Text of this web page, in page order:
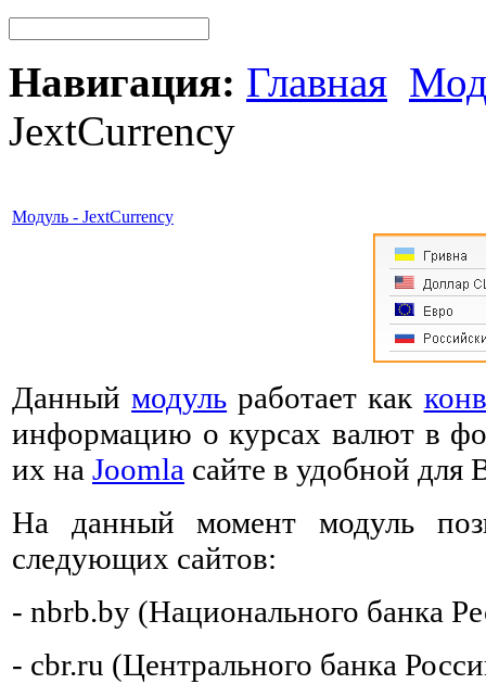
Навигация: Главная
JextCurrency
Модуль - JextCurrency
Данныймодуль работает как
информацию о курсах валют в
их на Joomla сайте в удобной для
На данный момент модуль
следующих сайтов:
- nbrb.by (Национального банка
- cbr.ru (Центрального банка